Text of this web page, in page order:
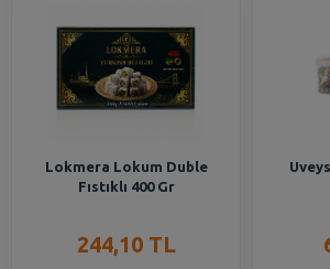
Lokmera Lokum Duble
Fıstıklı 400 Gr
244,10 TL